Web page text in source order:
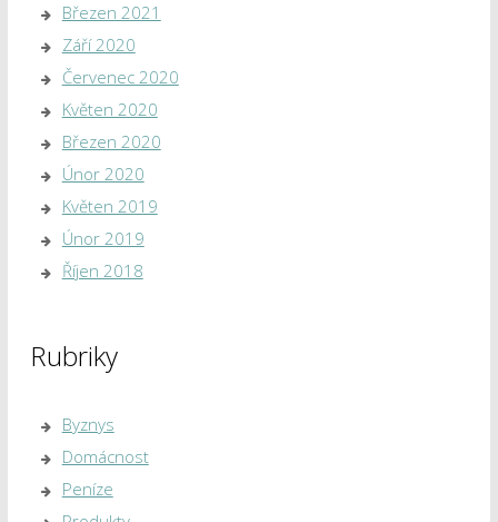
Březen 2021
Září 2020
Červenec 2020
Květen 2020
Březen 2020
Únor 2020
Květen 2019
Únor 2019
Říjen 2018
Rubriky
Byznys
Domácnost
Peníze